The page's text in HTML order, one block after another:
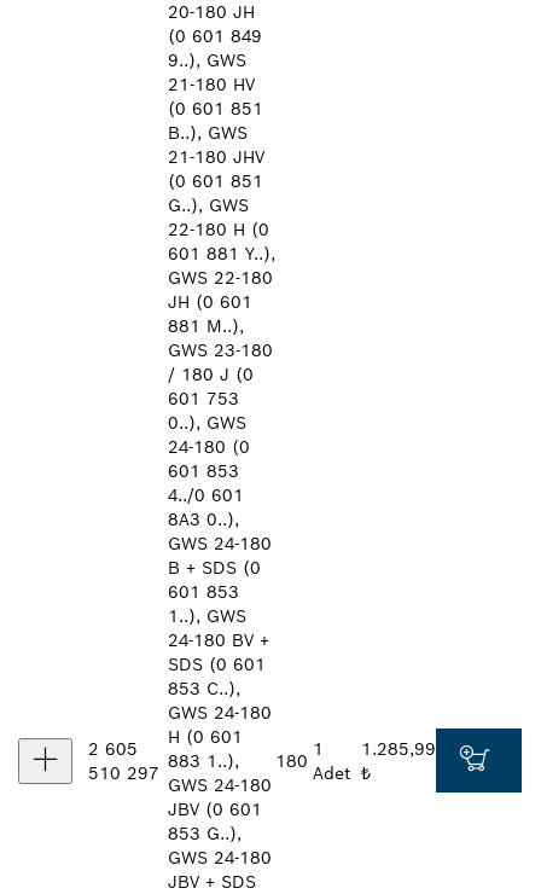
2 605
510 297
20-180 JH
(0 601 849
9..), GWS
21-180 HV
(0 601 851
B..), GWS
21-180 JHV
(0 601 851
G..), GWS
22-180 H (0
601 881 Y..),
GWS 22-180
JH (0 601
881 M..),
GWS 23-180
/ 180 J (0
601 753
0..), GWS
24-180 (0
601 853
4../0 601
8A3 0..),
GWS 24-180
B + SDS (0
601 853
1..), GWS
24-180 BV +
SDS (0 601
853 C..),
GWS 24-180
H (0 601
883 1..),
GWS 24-180
JBV (0 601
853 G..),
GWS 24-180
JBV + SDS
180
1
Adet
1.285,99
₺